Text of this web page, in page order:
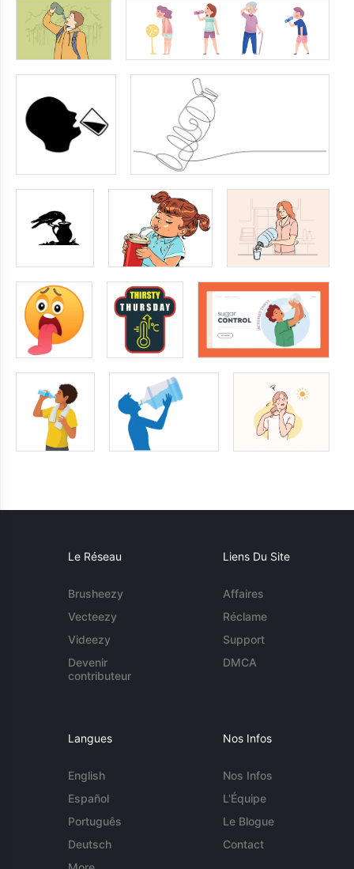
Le Réseau
Brusheezy
Vecteezy
Videezy
Devenir
contributeur
Liens Du Site
Affaires
Réclame
Support
DMCA
Langues
English
Español
Português
Deutsch
Nos Infos
Nos Infos
L'Équipe
Le Blogue
Contact